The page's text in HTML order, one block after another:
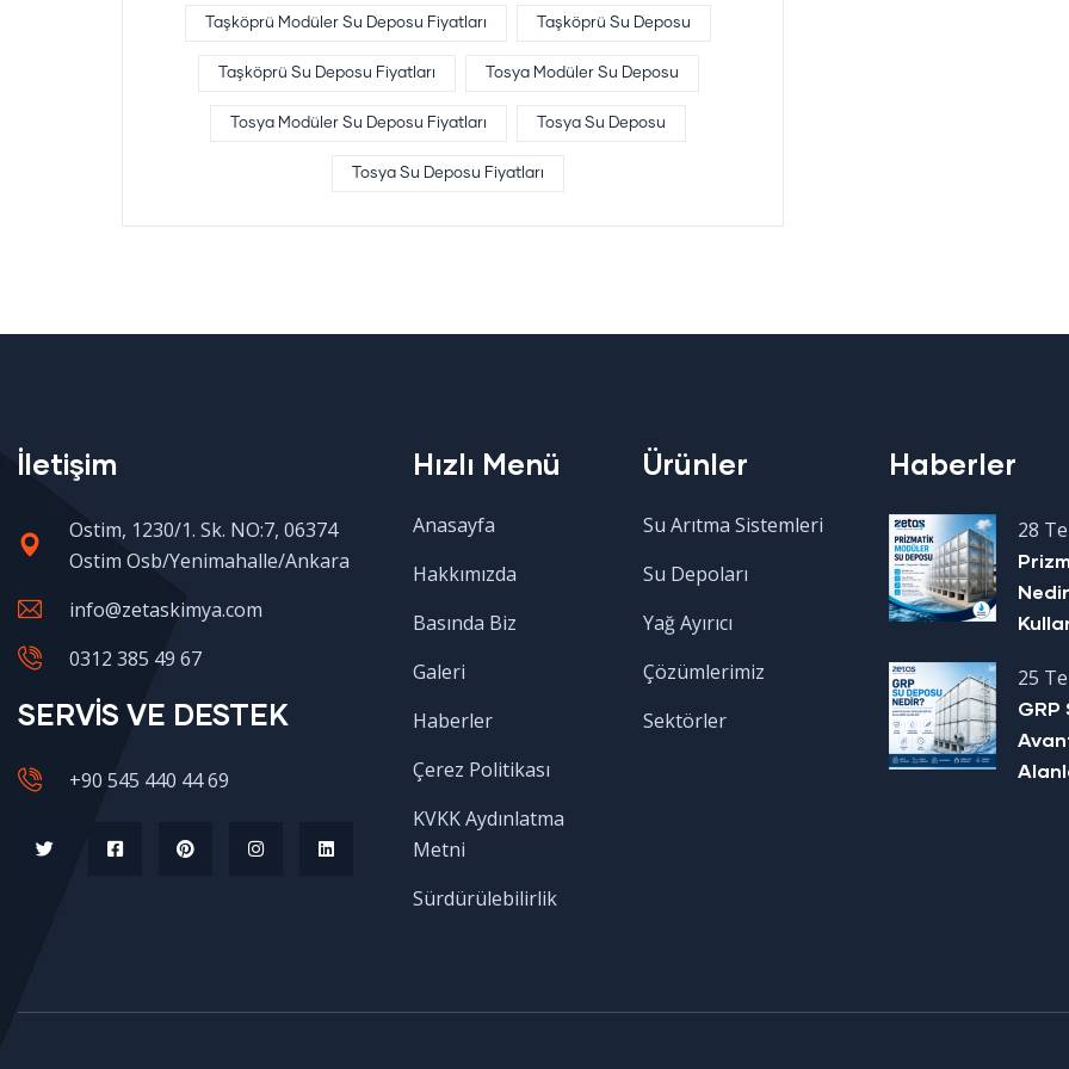
Taşköprü Modüler Su Deposu Fiyatları Taşköprü Su Deposu
Taşköprü Su Deposu Fiyatları Tosya Modüler Su Deposu
Tosya Modüler Su Deposu Fiyatları Tosya Su Deposu
Tosya Su Deposu Fiyatları
İletişim
Ostim, 1230/1. Sk. NO:7, 06374
Ostim Osb/Yenimahalle/Ankara
info@zetaskimya.com
0312 385 49 67
SERVİS VE DESTEK
+90 545 440 44 69
Hızlı Menü
Anasayfa
Hakkımızda
Basında Biz
Galeri
Haberler
Çerez Politikası
KVKK Aydınlatma
Metni
Sürdürülebilirlik
Ürünler
Su Arıtma Sistemleri
Su Depoları
Yağ Ayırıcı
Çözümlerimiz
Sektörler
Haberler
28
25
GRP